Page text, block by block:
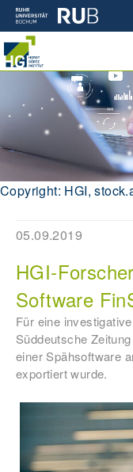
Copyright: HGI,
05.09.2019
HGI-
Software
Für eine
Süddeutsche
einer Spähsoftware
exportiert wurde.